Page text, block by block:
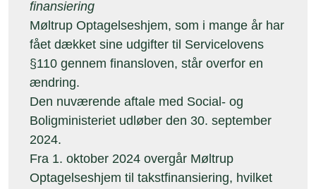
finansiering
Møltrup Optagelseshjem, som i mange år har
fået dækket sine udgifter til Servicelovens
§110 gennem finansloven, står overfor en
ændring.
Den nuværende aftale med Social- og
Boligministeriet udløber den 30. september
2024.
Fra 1. oktober 2024 overgår Møltrup
Optagelseshjem til takstfinansiering, hvilket